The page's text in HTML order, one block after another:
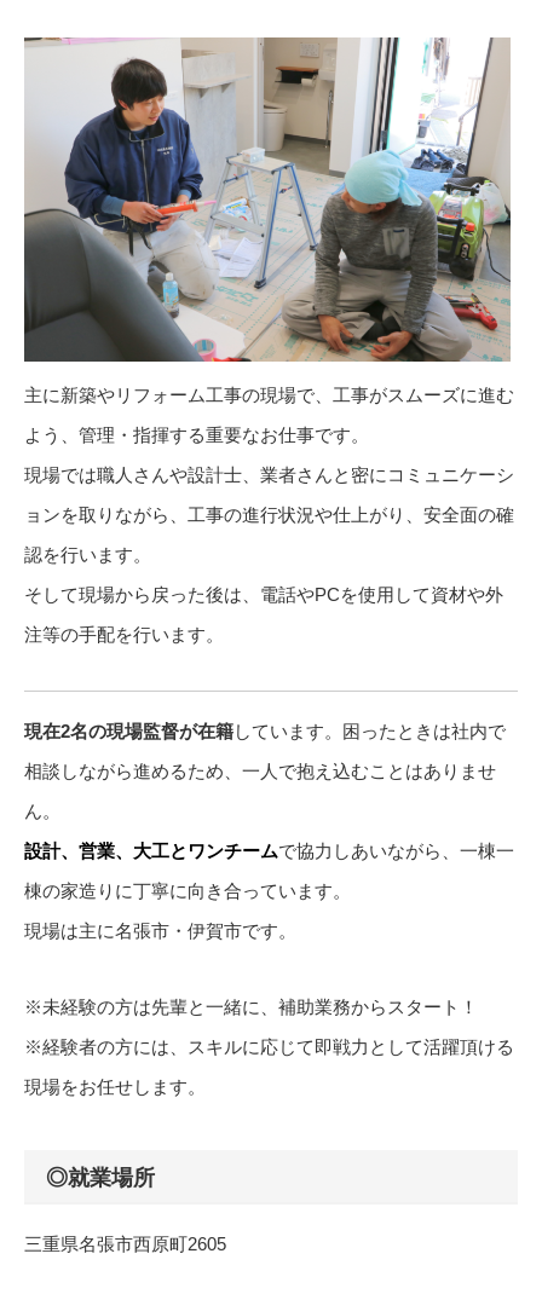
主に新築やリフォーム工事の現場で、工事がスムーズに進む
よう、管理・指揮する重要なお仕事です。
現場では職人さんや設計士、業者さんと密にコミュニケーシ
ョンを取りながら、工事の進行状況や仕上がり、安全面の確
認を行います。
そして現場から戻った後は、電話やPCを使用して資材や外
注等の手配を行います。
現在2名の現場監督が在籍しています。困ったときは社内で
相談しながら進めるため、一人で抱え込むことはありませ
ん。
設計、営業、大工とワンチームで協力しあいながら、一棟一
棟の家造りに丁寧に向き合っています。
現場は主に名張市・伊賀市です。
※未経験の方は先輩と一緒に、補助業務からスタート！
※経験者の方には、スキルに応じて即戦力として活躍頂ける
現場をお任せします。
◎就業場所
三重県名張市西原町2605